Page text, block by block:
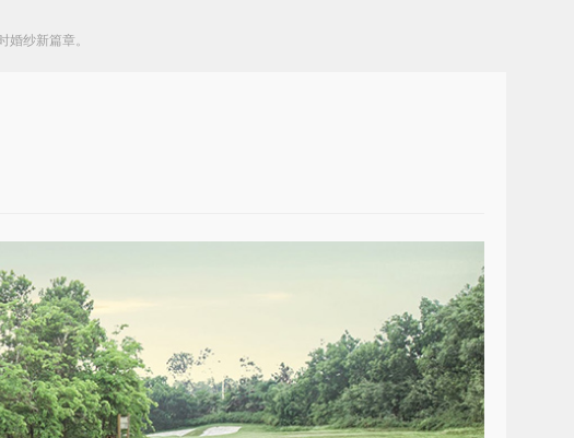
婚纱新篇章。